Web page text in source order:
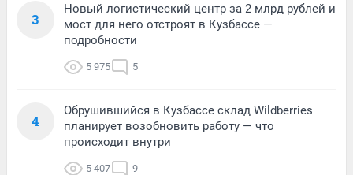
3
Новый логистический центр за 2 млрд рублей и
мост для него отстроят в Кузбассе —
подробности
5 975 5
4
Обрушившийся в Кузбассе склад Wildberries
планирует возобновить работу — что
происходит внутри
5 407 9